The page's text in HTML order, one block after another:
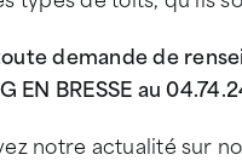
demande de
EN BRESSE au
notre actualité sur